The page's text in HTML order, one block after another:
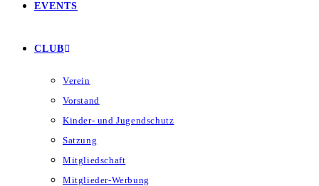
EVENTS
CLUB
Verein
Vorstand
Kinder- und Jugendschutz
Satzung
Mitgliedschaft
Mitglieder-Werbung